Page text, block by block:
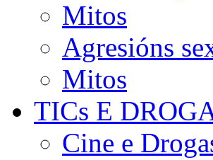
Mitos
Agresións
Mitos
TICs E
Cine e